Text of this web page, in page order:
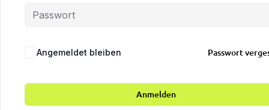
Angemeldet bleiben Passwort
Anmelden